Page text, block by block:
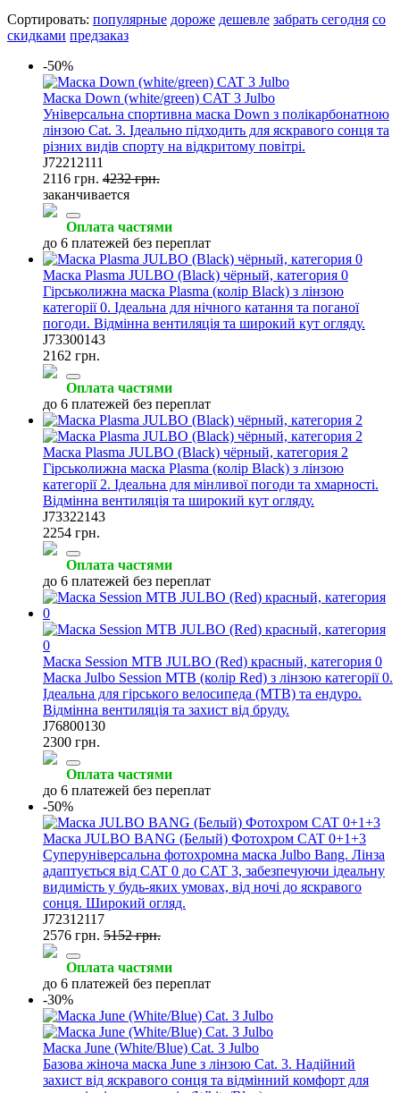
Сортировать: популярные дороже дешевле забрать сегодня со
скидками предзаказ
-50%
Маска Down (white/green) CAT 3 Julbo
Універсальна спортивна маска Down з полікарбонатною
лінзою Cat. 3. Ідеально підходить для яскравого сонця та
різних видів спорту на відкритому повітрі.
J72212111
2116 грн. 4232 грн.
заканчивается
Оплата частями
до 6 платежей без переплат
Маска Plasma JULBO (Black) чёрный, категория 0
Гірськолижна маска Plasma (колір Black) з лінзою
категорії 0. Ідеальна для нічного катання та поганої
погоди. Відмінна вентиляція та широкий кут огляду.
J73300143
2162 грн.
Оплата частями
до 6 платежей без переплат
Маска Plasma JULBO (Black) чёрный, категория 2
Гірськолижна маска Plasma (колір Black) з лінзою
категорії 2. Ідеальна для мінливої погоди та хмарності.
Відмінна вентиляція та широкий кут огляду.
J73322143
2254 грн.
Оплата частями
до 6 платежей без переплат
Маска Session MTB JULBO (Red) красный, категория 0
Маска Julbo Session MTB (колір Red) з лінзою категорії 0.
Ідеальна для гірського велосипеда (MTB) та ендуро.
Відмінна вентиляція та захист від бруду.
J76800130
2300 грн.
Оплата частями
до 6 платежей без переплат
-50%
Маска JULBO BANG (Белый) Фотохром CAT 0+1+3
Суперуніверсальна фотохромна маска Julbo Bang. Лінза
адаптується від CAT 0 до CAT 3, забезпечуючи ідеальну
видимість у будь-яких умовах, від ночі до яскравого
сонця. Широкий огляд.
J72312117
2576 грн. 5152 грн.
Оплата частями
до 6 платежей без переплат
-30%
Маска June (White/Blue) Cat. 3 Julbo
Базова жіноча маска June з лінзою Cat. 3. Надійний
захист від яскравого сонця та відмінний комфорт для